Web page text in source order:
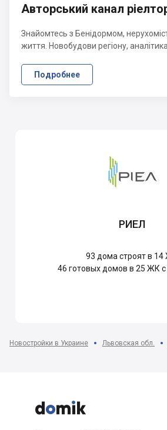
Авторський канал
Знайомтесь з Бенідормом,
життя. Новобудови регіону,
Подробнее
РИЕЛ
93 дома строят в
46 готовых домов в 25 ЖК с
Новостройки в Украине Львовская обл.


